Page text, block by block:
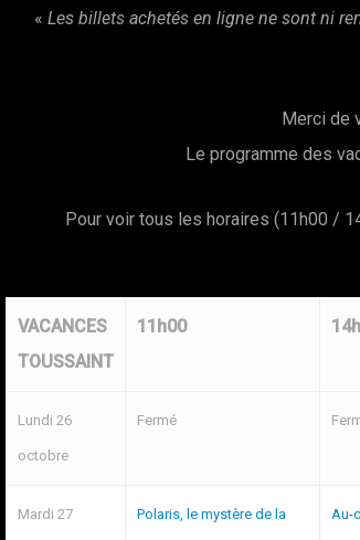
« Les billets achetés en ligne ne sont ni
Merci de
Le programme des
Pour voir tous les horaires (11h00 /
VACANCES
TOUSSAINT
11h00
Lundi 26
octobre
Fermé
Mardi 27 Polaris, le mystère de la Au-